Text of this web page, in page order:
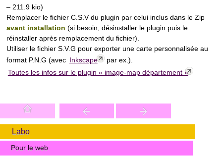
– 211.9 kio)
Remplacer le fichier C.S.V du plugin par celui inclus dans le Zip
avant installation (si besoin, désinstaller le plugin puis le
réinstaller après remplacement du fichier).
Utiliser le fichier S.V.G pour exporter une carte personnalisée au
format P.N.G (avec Inkscape
par ex.).
Toutes les infos sur le plugin « image-map département »
Labo
Pour le web